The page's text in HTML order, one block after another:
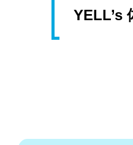
YELL’s